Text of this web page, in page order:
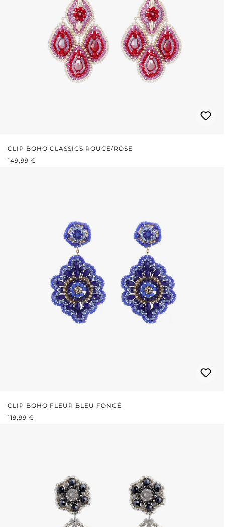
CLIP BOHO CLASSICS ROUGE/ROSE
PRIX RÉGULIER :
149,99 €
CLIP BOHO FLEUR BLEU FONCÉ
PRIX RÉGULIER :
119,99 €